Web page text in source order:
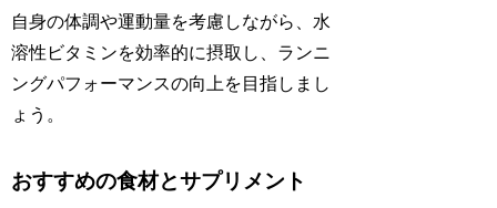
自身の体調や運動量を考慮しながら、水
溶性ビタミンを効率的に摂取し、ランニ
ングパフォーマンスの向上を目指しまし
ょう。
おすすめの食材とサプリメント